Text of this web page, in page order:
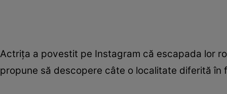
Actrița a povestit pe Instagram că escapada lor
propune să descopere câte o localitate diferită în